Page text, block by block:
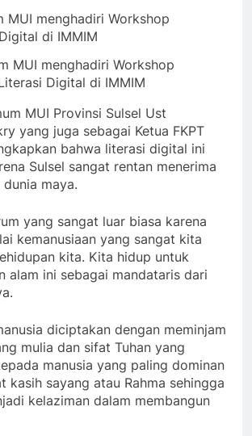
MUI menghadiri Workshop
Digital di IMMIM
MUI Provinsi Sulsel Ust
yang juga sebagai Ketua FKPT
bahwa literasi digital ini
Sulsel sangat rentan menerima
maya.
yang sangat luar biasa karena
kemanusiaan yang sangat kita
kita. Kita hidup untuk
alam ini sebagai mandataris dari
diciptakan dengan meminjam
mulia dan sifat Tuhan yang
manusia yang paling dominan
kasih sayang atau Rahma sehingga
kelaziman dalam membangun